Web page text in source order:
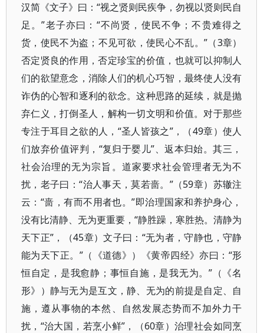
汉简《文子》曰：“视之贤则民疾争，勿视以贤则民自
足。”老子亦曰：“不尚贤，使民不争；不贵难得之
货，使民不为盗；不见可欲，使民心不乱。”（3章）
否定贤良的作用，否定珍宝的价值，也就可以抑制人
们的欲望意念，消除人们的机心巧智，最终使人没有
诈伪的心智和逐利的欲念。这种思路的延续，就是抛
弃仁义，打倒圣人，解构一切文明和价值。对于那些
专注于耳目之欲的人，“圣人皆孩之”，（49章）使人
们放弃价值评判，“复归于婴儿”、返本归始。其三，
社会治理的无为宗旨。道家要求社会管理者无为不
扰，老子曰：“治人事天，莫若啬。”（59章）苏辙注
云：“啬，有而不用者也。”即治理国家和养护身心，
没有比清静、无为更重要，“静胜躁，寒胜热。清静为
天下正”，（45章）文子曰：“无为者，守静也，守静
能为天下正。”（《道德》）《黄帝四经》亦曰：“形
恒自定，是我愈静；事恒自施，是我无为。”（《名
形》）静与无为是互文，静、无为的前提是自定、自
施，遵从事物的本然、自然发展态势而不加外力干
扰，“治大国，若烹小鲜”，（60章）治理社会如同烹